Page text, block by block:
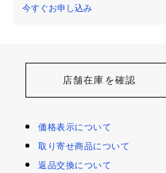
今すぐお申し込み
店舗在庫を確認
価格表示について
取り寄せ商品について
返品交換について